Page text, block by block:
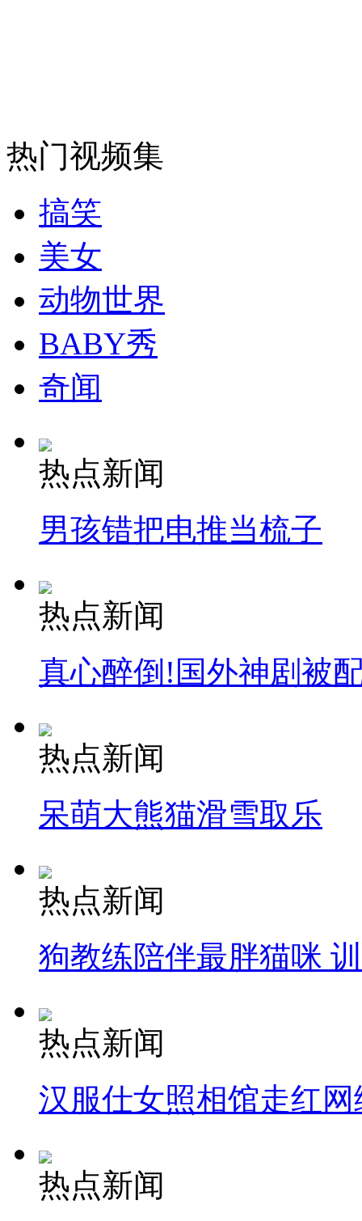
安徽一实载49人客车翻车
走！跟着总书记去植树
消防员救轻生者 花炮节热闹非凡
司机酒驾遇交警 急速倒车逃窜
热门视频集
搞笑
美女
动物世界
BABY秀
奇闻
热点新闻
男孩错把电推当梳子
热点新闻
真心醉倒!国外神剧被
热点新闻
呆萌大熊猫滑雪取乐
热点新闻
狗教练陪伴最胖猫咪
热点新闻
汉服仕女照相馆走红网
热点新闻